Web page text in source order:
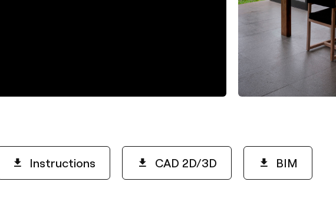
Instructions CAD 2D/3D BIM